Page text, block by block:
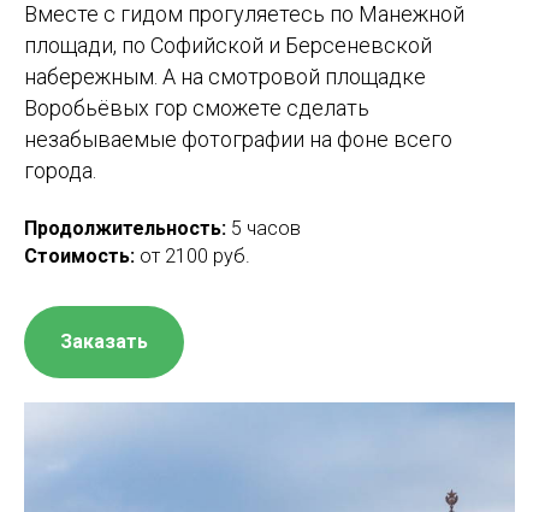
Вместе с гидом прогуляетесь по Манежной
площади, по Софийской и Берсеневской
набережным. А на смотровой площадке
Воробьёвых гор сможете сделать
незабываемые фотографии на фоне всего
города.
Продолжительность: 5 часов
Стоимость: от 2100 руб.
Заказать